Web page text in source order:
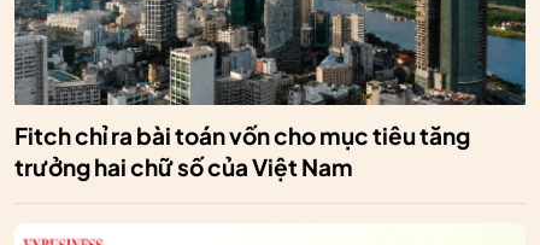
Fitch chỉ ra bài toán vốn cho mục tiêu tăng
trưởng hai chữ số của Việt Nam